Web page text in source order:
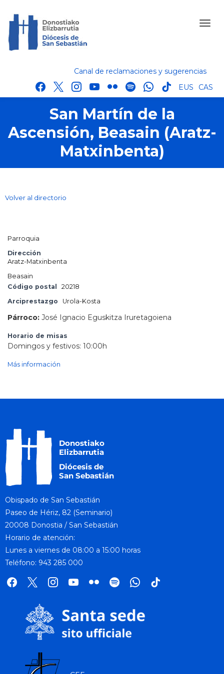
Canal de reclamaciones y sugerencias
facebook
x instagram
youtube
flickr spotifywhatsapp
tik
tok
EUS CAS
San Martín de la
Ascensión, Beasain (Aratz-
Matxinbenta)
Volver al directorio
Parroquia
Dirección
Aratz-Matxinbenta
Beasain
Código postal
20218
Arciprestazgo
Urola-Kosta
Párroco: José Ignacio Eguskitza Iruretagoiena
Horario de misas
Domingos y festivos: 10:00h
Más información
Obispado de San Sebastián
Paseo de Hériz, 82 (Seminario)
20008 Donostia / San Sebastián
Horario de atención:
Lunes a viernes de 08:00 a 15:00 horas
Teléfono: 943 285 000
facebook
x instagramyoutube
flickr spotifywhatsapp
tik